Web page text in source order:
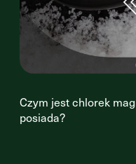
Czym jest chlorek
posiada?